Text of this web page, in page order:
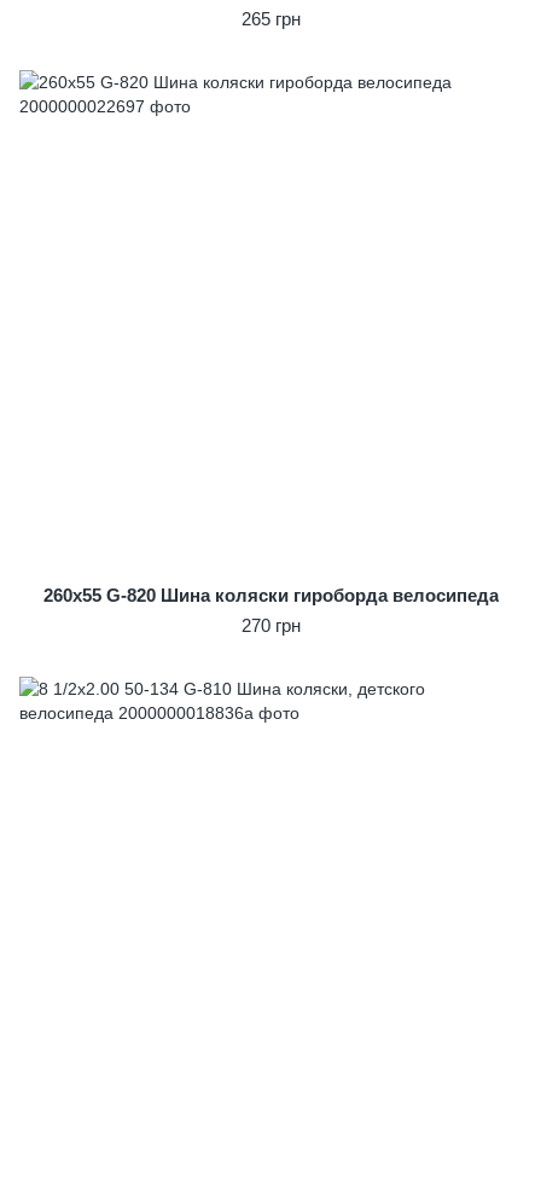
265 грн
260x55 G-820 Шина коляски гироборда велосипеда
270 грн